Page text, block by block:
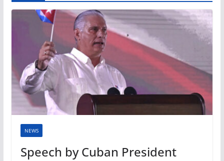
NEWS
Speech by Cuban President